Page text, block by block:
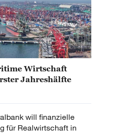
Wirtschaft
Jahreshälfte
will finanzielle
für Realwirtschaft in